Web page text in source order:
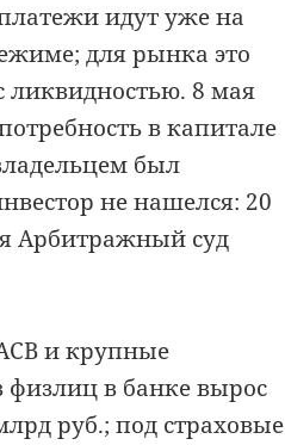
идут уже на
для рынка это
8 мая
в капитале
был
не нашелся: 20
Арбитражный суд
и крупные
физлиц в банке вырос
руб.; под страховые